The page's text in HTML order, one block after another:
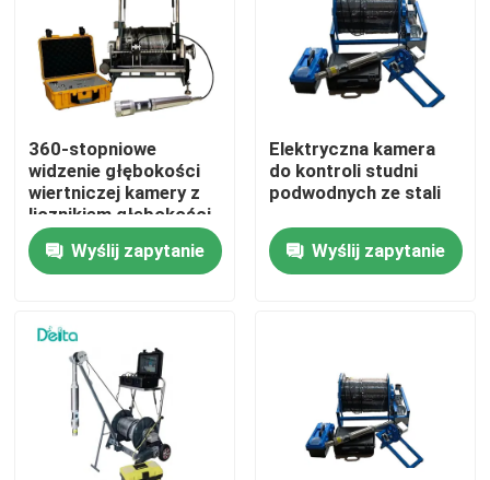
O nas
Wycieczka po fabryce
Kontrola jakości
Skontaktuj się z nami
Poprosić o wycenę
Sprzęt do testowania elektrycznego
Sprzęt do badań ogniowych
360-stopniowe
widzenie głębokości
wiertniczej kamery z
licznikiem głębokości
Wyślij zapytanie
Elektryczna kamera
do kontroli studni
podwodnych ze stali
Wyślij zapytanie